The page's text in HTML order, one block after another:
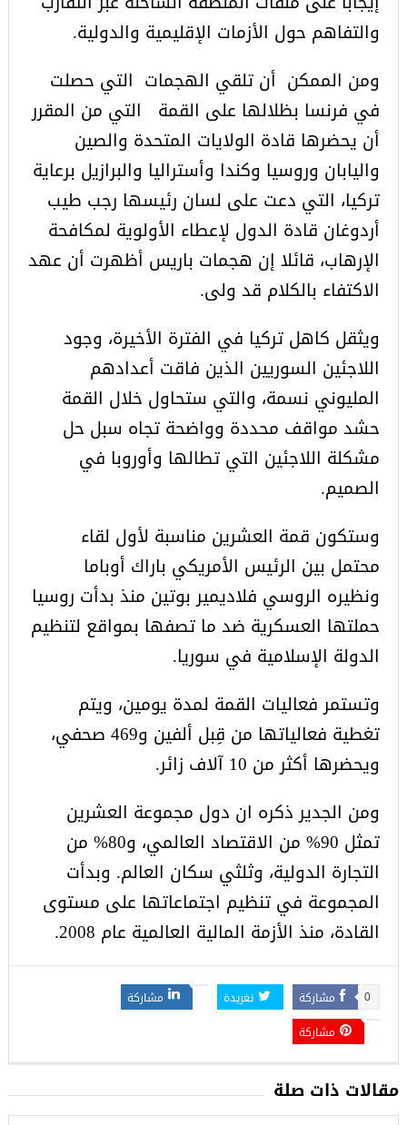
والتفاهم حول الأزمات الإقليمية والدولية.
ومن الممكن أن تلقي الهجمات التي حصلت
في فرنسا بظلالها على القمة التي من المقرر
أن يحضرها قادة الولايات المتحدة والصين
واليابان وروسيا وكندا وأستراليا والبرازيل برعاية
تركيا، التي دعت على لسان رئيسها رجب طيب
أردوغان قادة الدول لإعطاء الأولوية لمكافحة
الإرهاب، قائلا إن هجمات باريس أظهرت أن عهد
الاكتفاء بالكلام قد ولى.
ويثقل كاهل تركيا في الفترة الأخيرة، وجود
اللاجئين السوريين الذين فاقت أعدادهم
المليوني نسمة، والتي ستحاول خلال القمة
حشد مواقف محددة وواضحة تجاه سبل حل
مشكلة اللاجئين التي تطالها وأوروبا في
الصميم.
وستكون قمة العشرين مناسبة لأول لقاء
محتمل بين الرئيس الأمريكي باراك أوباما
ونظيره الروسي فلاديمير بوتين منذ بدأت روسيا
حملتها العسكرية ضد ما تصفها بمواقع لتنظيم
الدولة الإسلامية في سوريا.
وتستمر فعاليات القمة لمدة يومين، ويتم
تغطية فعالياتها من قِبل ألفين و469 صحفي،
ويحضرها أكثر من 10 آلاف زائر.
ومن الجدير ذكره ان دول مجموعة العشرين
تمثل 90% من الاقتصاد العالمي، و80% من
التجارة الدولية، وثلثي سكان العالم. وبدأت
المجموعة في تنظيم اجتماعاتها على مستوى
القادة، منذ الأزمة المالية العالمية عام 2008.
مشاركة 0 تغريدة
مشاركة
مشاركة
مقالات ذات صلة